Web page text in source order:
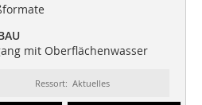
mit Oberflächenwasser
Ressort: Aktuelles